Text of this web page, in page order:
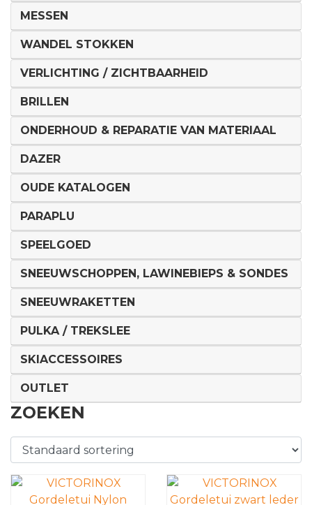
MESSEN
WANDEL STOKKEN
VERLICHTING / ZICHTBAARHEID
BRILLEN
ONDERHOUD & REPARATIE VAN MATERIAAL
DAZER
OUDE KATALOGEN
PARAPLU
SPEELGOED
SNEEUWSCHOPPEN, LAWINEBIEPS & SONDES
SNEEUWRAKETTEN
PULKA / TREKSLEE
SKIACCESSOIRES
OUTLET
ZOEKEN